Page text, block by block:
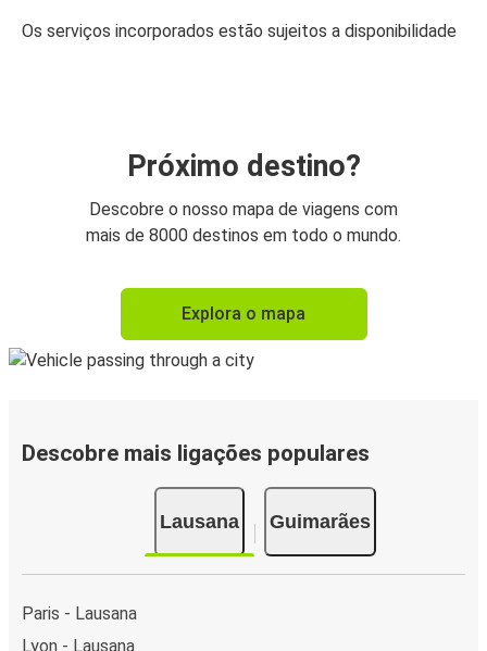
Os serviços incorporados estão sujeitos a disponibilidade
Próximo destino?
Descobre o nosso mapa de viagens com
mais de 8000 destinos em todo o mundo.
Explora o mapa
Descobre mais ligações populares
Lausana Guimarães
Paris - Lausana
Lyon - Lausana